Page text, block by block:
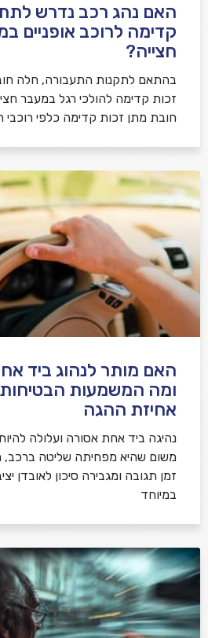
האם נהג רכב נדרש
קדימה לרוכב אופניים
חצייה?
בהתאם לתקנות התעבורה, חלה
זכות קדימה להולכי רגל במעבר
חובת מתן זכות קדימה כלפי רוכבי
האם מותר לנהוג ביד
ומה המשמעות
אחיזת ההגה
נהיגה ביד אחת אסורה ועלולה
משום שהיא מפחיתה שליטה ברכב,
זמן תגובה ומגבירה סיכון לאובדן
במיוחד